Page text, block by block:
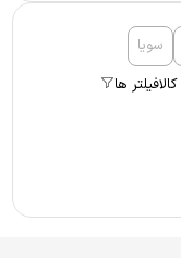
سویا
فیلتر ها